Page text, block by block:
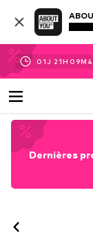
01J 21H 09M
Dernières